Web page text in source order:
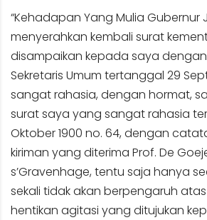
“Kehadapan Yang Mulia Gubernur
menyerahkan kembali surat
disampaikan kepada saya
Sekretaris Umum tertanggal 29
sangat rahasia, dengan hormat,
surat saya yang sangat rahasia
Oktober 1900 no. 64, dengan
kiriman yang diterima Prof. De
s’Gravenhage, tentu saja hanya
sekali tidak akan berpengaruh
hentikan agitasi yang ditujukan